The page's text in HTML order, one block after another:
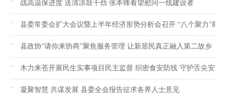
战高温保进度 送清凉鼓干劲 张本锋看望慰问一线建设者
县委常委会扩大会议暨上半年经济形势分析会召开 “八个聚力”助
县政协“请你来协商”聚焦服务管理 让新居民真正融入第二故乡
木力来苍开展民生实事项目民主监督 织密食安防线 守护舌尖安全
凝聚智慧 共谋发展 县委全会报告征求各界人士意见